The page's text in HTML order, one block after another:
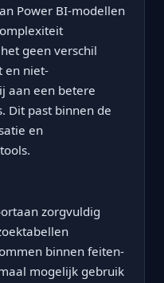
Power BI-modellen
geen verschil
en niet-
aan een betere
Dit past binnen de
en
zorgvuldig
binnen feiten-
mogelijk gebruik